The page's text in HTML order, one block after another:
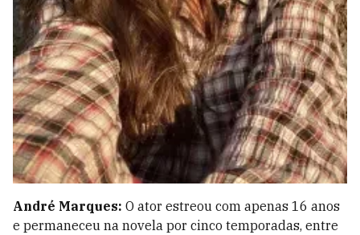
André Marques: O ator estreou com apenas 16 anos
e permaneceu na novela por cinco temporadas, entre